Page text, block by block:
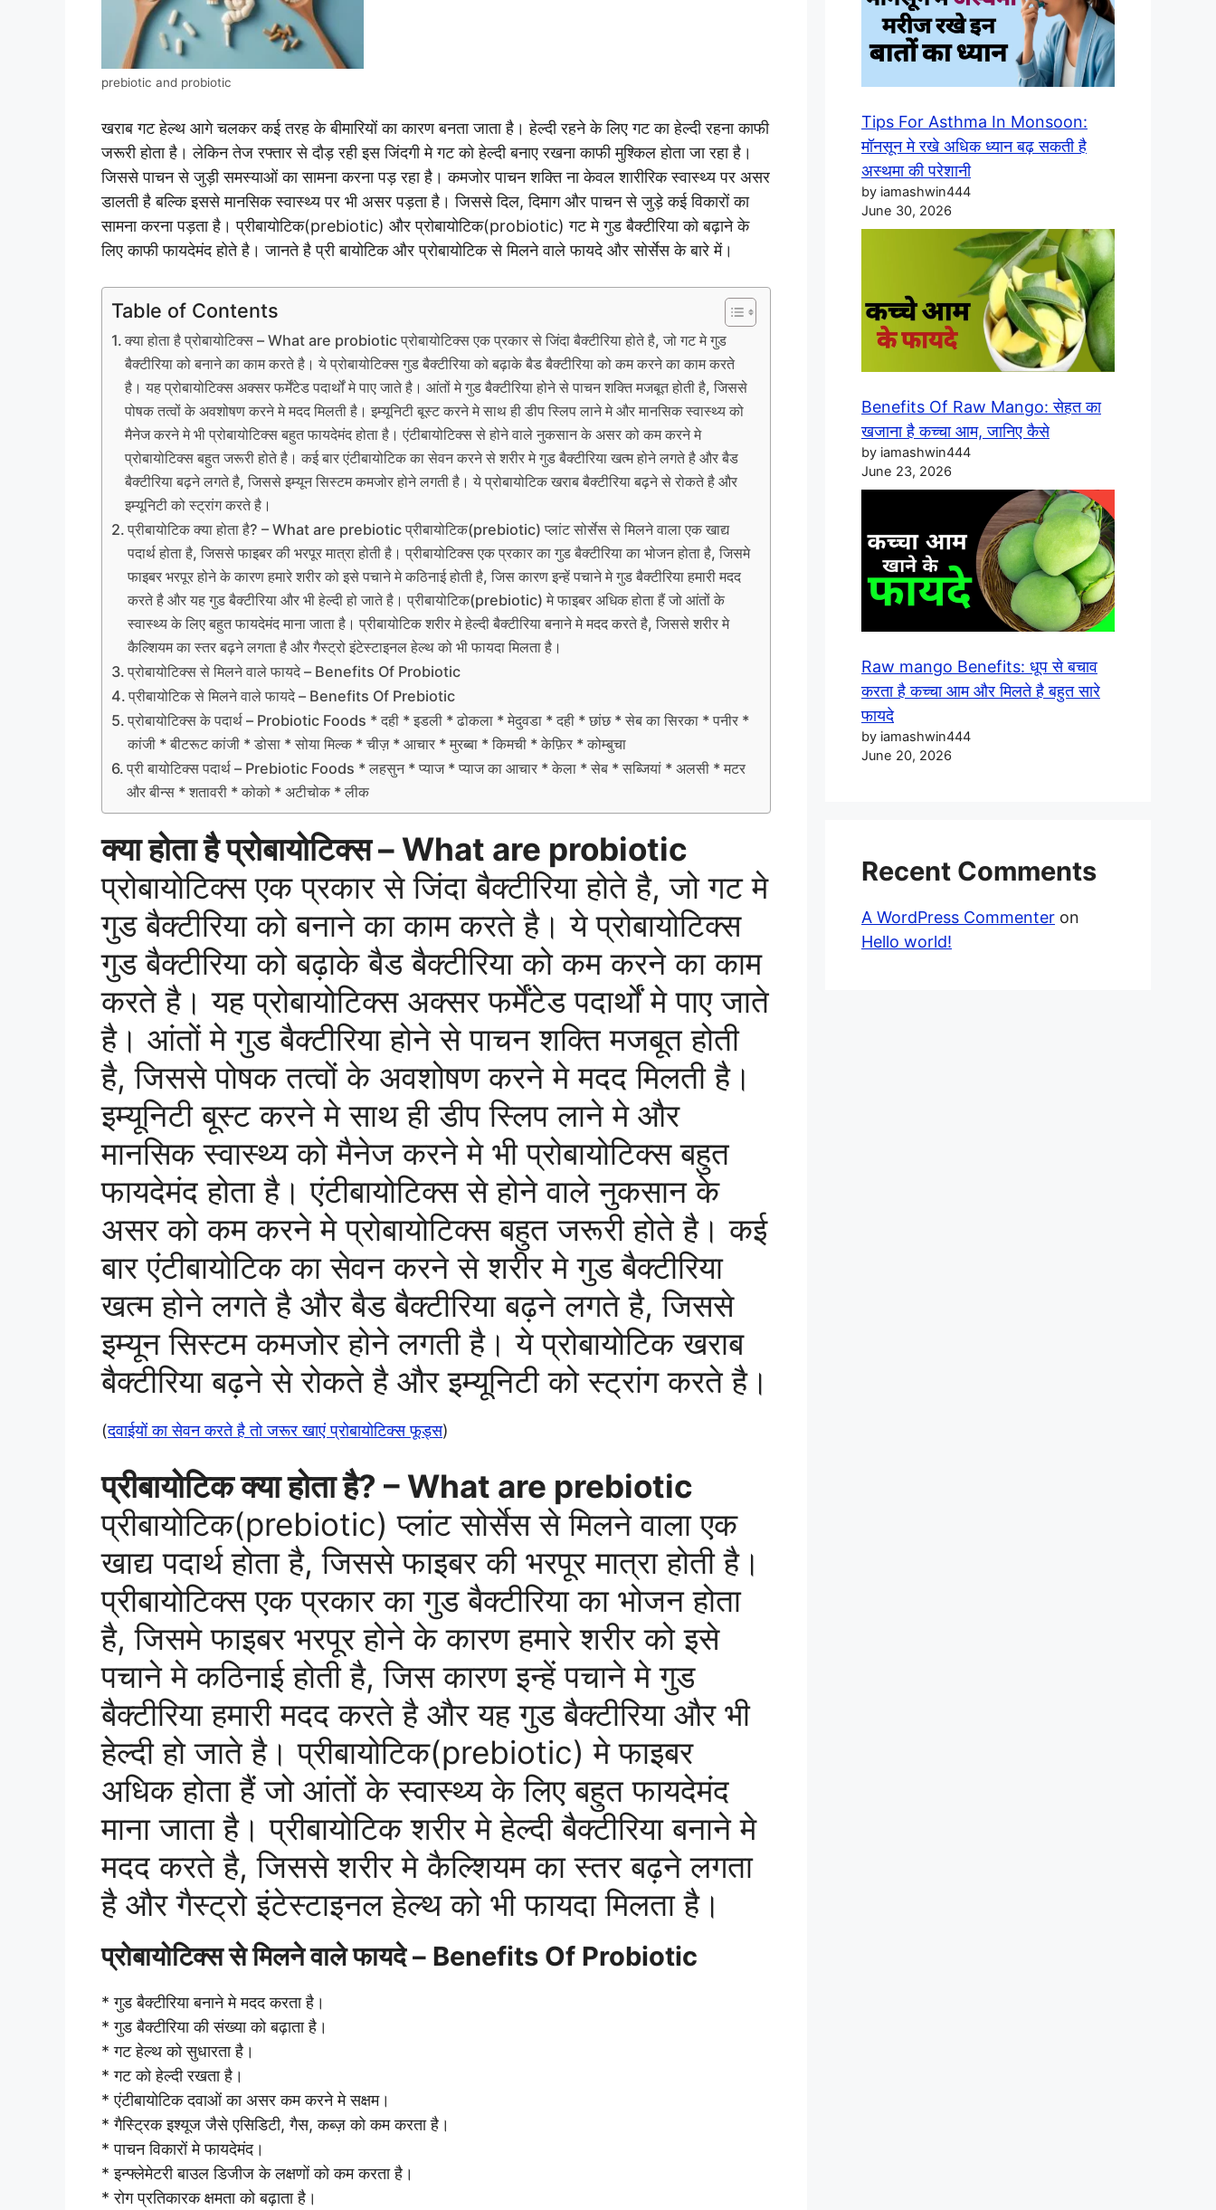
prebiotic and probiotic
खराब गट हेल्थ आगे चलकर कई तरह के बीमारियों का कारण बनता जाता है। हेल्दी रहने के लिए गट का हेल्दी रहना काफी
जरूरी होता है। लेकिन तेज रफ्तार से दौड़ रही इस जिंदगी मे गट को हेल्दी बनाए रखना काफी मुश्किल होता जा रहा है।
जिससे पाचन से जुड़ी समस्याओं का सामना करना पड़ रहा है। कमजोर पाचन शक्ति ना केवल शारीरिक स्वास्थ्य पर असर
डालती है बल्कि इससे मानसिक स्वास्थ्य पर भी असर पड़ता है। जिससे दिल, दिमाग और पाचन से जुड़े कई विकारों का
सामना करना पड़ता है। प्रीबायोटिक(prebiotic) और प्रोबायोटिक(probiotic) गट मे गुड बैक्टीरिया को बढ़ाने के
लिए काफी फायदेमंद होते है। जानते है प्री बायोटिक और प्रोबायोटिक से मिलने वाले फायदे और सोर्सेस के बारे में।
Table of Contents
क्या होता है प्रोबायोटिक्स – What are probiotic प्रोबायोटिक्स एक प्रकार से जिंदा बैक्टीरिया होते है, जो गट मे गुड
बैक्टीरिया को बनाने का काम करते है। ये प्रोबायोटिक्स गुड बैक्टीरिया को बढ़ाके बैड बैक्टीरिया को कम करने का काम करते
है। यह प्रोबायोटिक्स अक्सर फर्मेंटेड पदार्थों मे पाए जाते है। आंतों मे गुड बैक्टीरिया होने से पाचन शक्ति मजबूत होती है, जिससे
पोषक तत्वों के अवशोषण करने मे मदद मिलती है। इम्यूनिटी बूस्ट करने मे साथ ही डीप स्लिप लाने मे और मानसिक स्वास्थ्य को
मैनेज करने मे भी प्रोबायोटिक्स बहुत फायदेमंद होता है। एंटीबायोटिक्स से होने वाले नुकसान के असर को कम करने मे
प्रोबायोटिक्स बहुत जरूरी होते है। कई बार एंटीबायोटिक का सेवन करने से शरीर मे गुड बैक्टीरिया खत्म होने लगते है और बैड
बैक्टीरिया बढ़ने लगते है, जिससे इम्यून सिस्टम कमजोर होने लगती है। ये प्रोबायोटिक खराब बैक्टीरिया बढ़ने से रोकते है और
इम्यूनिटी को स्ट्रांग करते है।
प्रीबायोटिक क्या होता है? – What are prebiotic प्रीबायोटिक(prebiotic) प्लांट सोर्सेस से मिलने वाला एक खाद्य
पदार्थ होता है, जिससे फाइबर की भरपूर मात्रा होती है। प्रीबायोटिक्स एक प्रकार का गुड बैक्टीरिया का भोजन होता है, जिसमे
फाइबर भरपूर होने के कारण हमारे शरीर को इसे पचाने मे कठिनाई होती है, जिस कारण इन्हें पचाने मे गुड बैक्टीरिया हमारी मदद
करते है और यह गुड बैक्टीरिया और भी हेल्दी हो जाते है। प्रीबायोटिक(prebiotic) मे फाइबर अधिक होता हैं जो आंतों के
स्वास्थ्य के लिए बहुत फायदेमंद माना जाता है। प्रीबायोटिक शरीर मे हेल्दी बैक्टीरिया बनाने मे मदद करते है, जिससे शरीर मे
कैल्शियम का स्तर बढ़ने लगता है और गैस्ट्रो इंटेस्टाइनल हेल्थ को भी फायदा मिलता है।
प्रोबायोटिक्स से मिलने वाले फायदे – Benefits Of Probiotic
प्रीबायोटिक से मिलने वाले फायदे – Benefits Of Prebiotic
प्रोबायोटिक्स के पदार्थ – Probiotic Foods * दही * इडली * ढोकला * मेदुवडा * दही * छांछ * सेब का सिरका * पनीर *
कांजी * बीटरूट कांजी * डोसा * सोया मिल्क * चीज़ * आचार * मुरब्बा * किमची * केफ़िर * कोम्बुचा
प्री बायोटिक्स पदार्थ – Prebiotic Foods * लहसुन * प्याज * प्याज का आचार * केला * सेब * सब्जियां * अलसी * मटर
और बीन्स * शतावरी * कोको * अटीचोक * लीक
क्या होता है प्रोबायोटिक्स – What are probiotic
प्रोबायोटिक्स एक प्रकार से जिंदा बैक्टीरिया होते है, जो गट मे
गुड बैक्टीरिया को बनाने का काम करते है। ये प्रोबायोटिक्स
गुड बैक्टीरिया को बढ़ाके बैड बैक्टीरिया को कम करने का काम
करते है। यह प्रोबायोटिक्स अक्सर फर्मेंटेड पदार्थों मे पाए जाते
है। आंतों मे गुड बैक्टीरिया होने से पाचन शक्ति मजबूत होती
है, जिससे पोषक तत्वों के अवशोषण करने मे मदद मिलती है।
इम्यूनिटी बूस्ट करने मे साथ ही डीप स्लिप लाने मे और
मानसिक स्वास्थ्य को मैनेज करने मे भी प्रोबायोटिक्स बहुत
फायदेमंद होता है। एंटीबायोटिक्स से होने वाले नुकसान के
असर को कम करने मे प्रोबायोटिक्स बहुत जरूरी होते है। कई
बार एंटीबायोटिक का सेवन करने से शरीर मे गुड बैक्टीरिया
खत्म होने लगते है और बैड बैक्टीरिया बढ़ने लगते है, जिससे
इम्यून सिस्टम कमजोर होने लगती है। ये प्रोबायोटिक खराब
बैक्टीरिया बढ़ने से रोकते है और इम्यूनिटी को स्ट्रांग करते है।
(दवाईयों का सेवन करते है तो जरूर खाएं प्रोबायोटिक्स फूड्स)
प्रीबायोटिक क्या होता है? – What are prebiotic
प्रीबायोटिक(prebiotic) प्लांट सोर्सेस से मिलने वाला एक
खाद्य पदार्थ होता है, जिससे फाइबर की भरपूर मात्रा होती है।
प्रीबायोटिक्स एक प्रकार का गुड बैक्टीरिया का भोजन होता
है, जिसमे फाइबर भरपूर होने के कारण हमारे शरीर को इसे
पचाने मे कठिनाई होती है, जिस कारण इन्हें पचाने मे गुड
बैक्टीरिया हमारी मदद करते है और यह गुड बैक्टीरिया और भी
हेल्दी हो जाते है। प्रीबायोटिक(prebiotic) मे फाइबर
अधिक होता हैं जो आंतों के स्वास्थ्य के लिए बहुत फायदेमंद
माना जाता है। प्रीबायोटिक शरीर मे हेल्दी बैक्टीरिया बनाने मे
मदद करते है, जिससे शरीर मे कैल्शियम का स्तर बढ़ने लगता
है और गैस्ट्रो इंटेस्टाइनल हेल्थ को भी फायदा मिलता है।
प्रोबायोटिक्स से मिलने वाले फायदे – Benefits Of Probiotic
* गुड बैक्टीरिया बनाने मे मदद करता है।
* गुड बैक्टीरिया की संख्या को बढ़ाता है।
* गट हेल्थ को सुधारता है।
* गट को हेल्दी रखता है।
* एंटीबायोटिक दवाओं का असर कम करने मे सक्षम।
* गैस्ट्रिक इश्यूज जैसे एसिडिटी, गैस, कब्ज़ को कम करता है।
* पाचन विकारों मे फायदेमंद।
* इन्फ्लेमेटरी बाउल डिजीज के लक्षणों को कम करता है।
* रोग प्रतिकारक क्षमता को बढ़ाता है।
Tips For Asthma In Monsoon:
मॉनसून मे रखे अधिक ध्यान बढ़ सकती है
अस्थमा की परेशानी
by iamashwin444
June 30, 2026
Benefits Of Raw Mango: सेहत का
खजाना है कच्चा आम, जानिए कैसे
by iamashwin444
June 23, 2026
Raw mango Benefits: धूप से बचाव
करता है कच्चा आम और मिलते है बहुत सारे
फायदे
by iamashwin444
June 20, 2026
Recent Comments
A WordPress Commenter on
Hello world!